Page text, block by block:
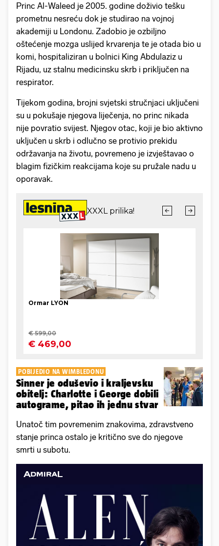
Princ Al-Waleed je 2005. godine doživio tešku
prometnu nesreću dok je studirao na vojnoj
akademiji u Londonu. Zadobio je ozbiljno
oštećenje mozga uslijed krvarenja te je otada bio u
komi, hospitaliziran u bolnici King Abdulaziz u
Rijadu, uz stalnu medicinsku skrb i priključen na
respirator.
Tijekom godina, brojni svjetski stručnjaci uključeni
su u pokušaje njegova liječenja, no princ nikada
nije povratio svijest. Njegov otac, koji je bio aktivno
uključen u skrb i odlučno se protivio prekidu
održavanja na životu, povremeno je izvještavao o
blagim fizičkim reakcijama koje su pružale nadu u
oporavak.
POBIJEDIO NA WIMBLEDONU
Sinner je oduševio i kraljevsku
obitelj: Charlotte i George dobili
autograme, pitao ih jednu stvar
Unatoč tim povremenim znakovima, zdravstveno
stanje princa ostalo je kritično sve do njegove
smrti u subotu.